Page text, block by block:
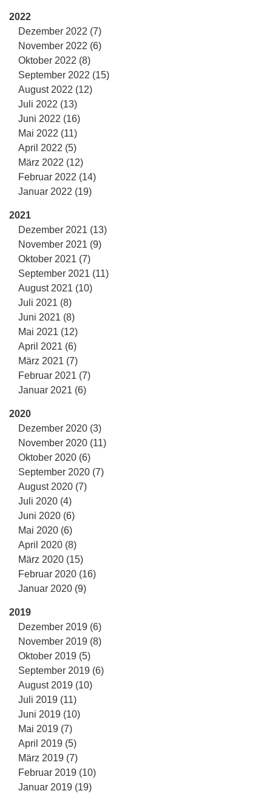
2022
Dezember 2022 (7)
November 2022 (6)
Oktober 2022 (8)
September 2022 (15)
August 2022 (12)
Juli 2022 (13)
Juni 2022 (16)
Mai 2022 (11)
April 2022 (5)
März 2022 (12)
Februar 2022 (14)
Januar 2022 (19)
2021
Dezember 2021 (13)
November 2021 (9)
Oktober 2021 (7)
September 2021 (11)
August 2021 (10)
Juli 2021 (8)
Juni 2021 (8)
Mai 2021 (12)
April 2021 (6)
März 2021 (7)
Februar 2021 (7)
Januar 2021 (6)
2020
Dezember 2020 (3)
November 2020 (11)
Oktober 2020 (6)
September 2020 (7)
August 2020 (7)
Juli 2020 (4)
Juni 2020 (6)
Mai 2020 (6)
April 2020 (8)
März 2020 (15)
Februar 2020 (16)
Januar 2020 (9)
2019
Dezember 2019 (6)
November 2019 (8)
Oktober 2019 (5)
September 2019 (6)
August 2019 (10)
Juli 2019 (11)
Juni 2019 (10)
Mai 2019 (7)
April 2019 (5)
März 2019 (7)
Februar 2019 (10)
Januar 2019 (19)